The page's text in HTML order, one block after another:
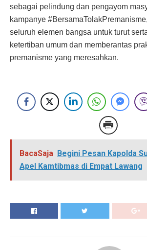
sebagai pelindung dan pengayom
kampanye
seluruh elemen bangsa untuk turut
ketertiban umum dan memberantas
premanisme yang meresahkan.
BacaSaja Begini Pesan Kapolda
Apel Kamtibmas di Empat Lawang